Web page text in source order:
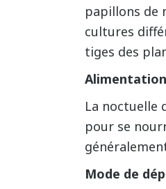
papillons de
cultures
tiges des
La noctuelle
pour se
Mode de